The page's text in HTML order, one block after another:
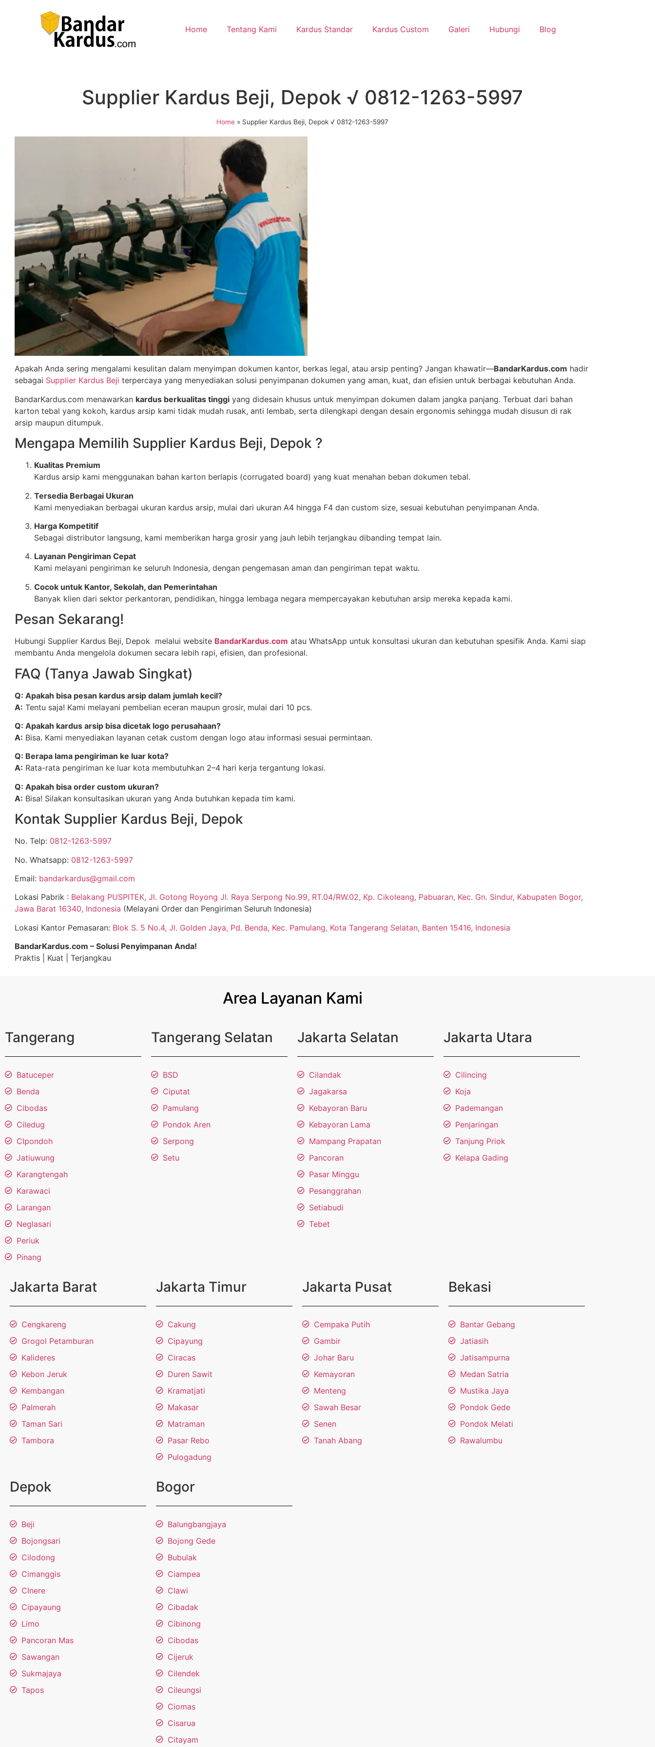
Home Tentang Kami Kardus Standar Kardus Custom Galeri Hubungi Blog
Supplier Kardus Beji, Depok √ 0812-1263-5997
Home» Supplier Kardus Beji, Depok √ 0812-1263-5997
Apakah Anda sering mengalami kesulitan dalam menyimpan dokumen kantor, berkas legal, atau arsip penting? Jangan khawatir—BandarKardus.com hadir
sebagai Supplier Kardus Beji terpercaya yang menyediakan solusi penyimpanan dokumen yang aman, kuat, dan efisien untuk berbagai kebutuhan Anda.
BandarKardus.com menawarkan kardus berkualitas tinggi yang didesain khusus untuk menyimpan dokumen dalam jangka panjang. Terbuat dari bahan
karton tebal yang kokoh, kardus arsip kami tidak mudah rusak, anti lembab, serta dilengkapi dengan desain ergonomis sehingga mudah disusun di rak
arsip maupun ditumpuk.
Mengapa Memilih Supplier Kardus Beji, Depok ?
Kualitas Premium
Kardus arsip kami menggunakan bahan karton berlapis (corrugated board) yang kuat menahan beban dokumen tebal.
Tersedia Berbagai Ukuran
Kami menyediakan berbagai ukuran kardus arsip, mulai dari ukuran A4 hingga F4 dan custom size, sesuai kebutuhan penyimpanan Anda.
Harga Kompetitif
Sebagai distributor langsung, kami memberikan harga grosir yang jauh lebih terjangkau dibanding tempat lain.
Layanan Pengiriman Cepat
Kami melayani pengiriman ke seluruh Indonesia, dengan pengemasan aman dan pengiriman tepat waktu.
Cocok untuk Kantor, Sekolah, dan Pemerintahan
Banyak klien dari sektor perkantoran, pendidikan, hingga lembaga negara mempercayakan kebutuhan arsip mereka kepada kami.
Pesan Sekarang!
Hubungi Supplier Kardus Beji, Depok melalui website BandarKardus.com atau WhatsApp untuk konsultasi ukuran dan kebutuhan spesifik Anda. Kami siap
membantu Anda mengelola dokumen secara lebih rapi, efisien, dan profesional.
FAQ (Tanya Jawab Singkat)
Q: Apakah bisa pesan kardus arsip dalam jumlah kecil?
A: Tentu saja! Kami melayani pembelian eceran maupun grosir, mulai dari 10 pcs.
Q: Apakah kardus arsip bisa dicetak logo perusahaan?
A: Bisa. Kami menyediakan layanan cetak custom dengan logo atau informasi sesuai permintaan.
Q: Berapa lama pengiriman ke luar kota?
A: Rata-rata pengiriman ke luar kota membutuhkan 2–4 hari kerja tergantung lokasi.
Q: Apakah bisa order custom ukuran?
A: Bisa! Silakan konsultasikan ukuran yang Anda butuhkan kepada tim kami.
Kontak Supplier Kardus Beji, Depok
No. Telp: 0812-1263-5997
No. Whatsapp: 0812-1263-5997
Email: bandarkardus@gmail.com
Lokasi Pabrik : Belakang PUSPITEK, Jl. Gotong Royong Jl. Raya Serpong No.99, RT.04/RW.02, Kp. Cikoleang, Pabuaran, Kec. Gn. Sindur, Kabupaten Bogor,
Jawa Barat 16340, Indonesia (Melayani Order dan Pengiriman Seluruh Indonesia)
Lokasi Kantor Pemasaran: Blok S. 5 No.4, Jl. Golden Jaya, Pd. Benda, Kec. Pamulang, Kota Tangerang Selatan, Banten 15416, Indonesia
BandarKardus.com – Solusi Penyimpanan Anda!
Praktis | Kuat | Terjangkau
Area Layanan Kami
Tangerang
Batuceper
Benda
Cibodas
Ciledug
CIpondoh
Jatiuwung
Karangtengah
Karawaci
Larangan
Neglasari
Periuk
Pinang
Tangerang Selatan
BSD
Ciputat
Pamulang
Pondok Aren
Serpong
Setu
Jakarta Selatan
Cilandak
Jagakarsa
Kebayoran Baru
Kebayoran Lama
Mampang Prapatan
Pancoran
Pasar Minggu
Pesanggrahan
Setiabudi
Tebet
Jakarta Utara
Cilincing
Koja
Pademangan
Penjaringan
Tanjung Priok
Kelapa Gading
Jakarta Barat
Cengkareng
Grogol Petamburan
Kalideres
Kebon Jeruk
Kembangan
Palmerah
Taman Sari
Tambora
Jakarta Timur
Cakung
Cipayung
Ciracas
Duren Sawit
Kramatjati
Makasar
Matraman
Pasar Rebo
Pulogadung
Jakarta Pusat
Cempaka Putih
Gambir
Johar Baru
Kemayoran
Menteng
Sawah Besar
Senen
Tanah Abang
Bekasi
Bantar Gebang
Jatiasih
Jatisampurna
Medan Satria
Mustika Jaya
Pondok Gede
Pondok Melati
Rawalumbu
Depok
Beji
Bojongsari
Cilodong
Cimanggis
CInere
Cipayaung
Limo
Pancoran Mas
Sawangan
Sukmajaya
Tapos
Bogor
Balungbangjaya
Bojong Gede
Bubulak
Ciampea
CIawi
Cibadak
Cibinong
Cibodas
Cijeruk
Cilendek
Cileungsi
Ciomas
Cisarua
Citayam